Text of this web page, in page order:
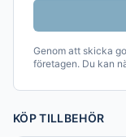
Genom att skicka
företagen. Du kan
KÖP TILLBEHÖR